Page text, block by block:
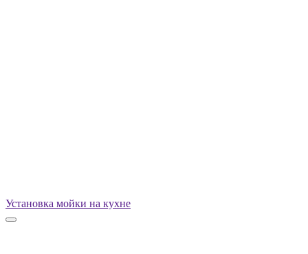
Установка мойки на кухне